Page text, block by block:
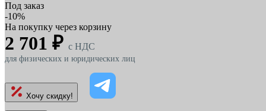
Под заказ
-10%
На покупку через корзину
2 701 ₽ c НДС
для физических и юридических лиц
Хочу скидку!